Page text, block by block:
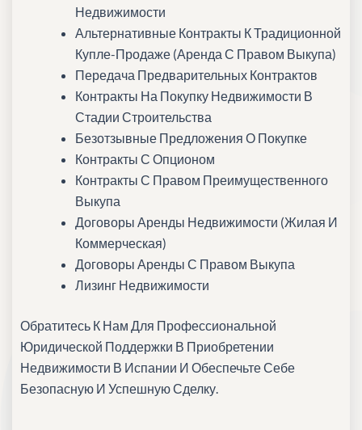
Недвижимости
Альтернативные Контракты К Традиционной
Купле-Продаже (аренда С Правом Выкупа)
Передача Предварительных Контрактов
Контракты На Покупку Недвижимости В
Стадии Строительства
Безотзывные Предложения О Покупке
Контракты С Опционом
Контракты С Правом Преимущественного
Выкупа
Договоры Аренды Недвижимости (жилая И
Коммерческая)
Договоры Аренды С Правом Выкупа
Лизинг Недвижимости
Обратитесь К Нам Для Профессиональной
Юридической Поддержки В Приобретении
Недвижимости В Испании И Обеспечьте Себе
Безопасную И Успешную Сделку.